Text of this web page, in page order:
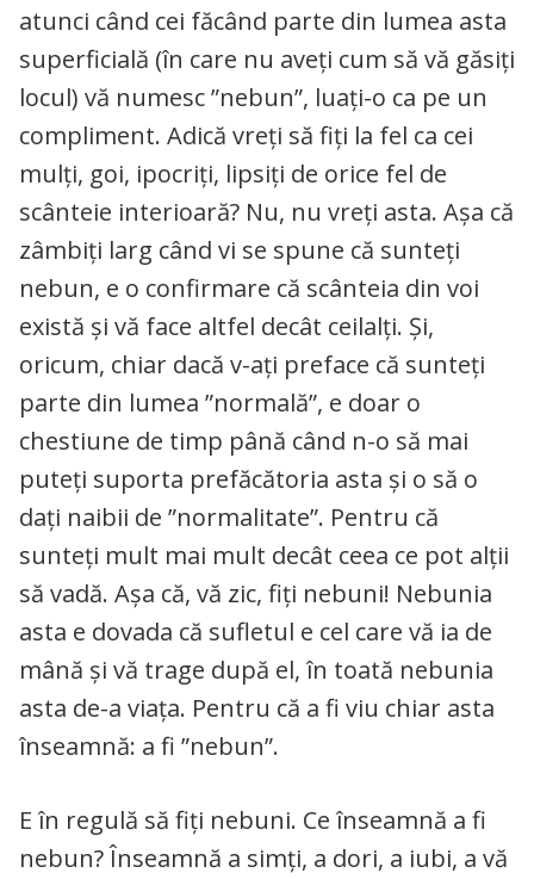
atunci când cei făcând parte din lumea asta
superficială (în care nu aveți cum să vă găsiți
locul) vă numesc ”nebun”, luați-o ca pe un
compliment. Adică vreți să fiți la fel ca cei
mulți, goi, ipocriți, lipsiți de orice fel de
scânteie interioară? Nu, nu vreți asta. Așa că
zâmbiți larg când vi se spune că sunteți
nebun, e o confirmare că scânteia din voi
există și vă face altfel decât ceilalți. Și,
oricum, chiar dacă v-ați preface că sunteți
parte din lumea ”normală”, e doar o
chestiune de timp până când n-o să mai
puteți suporta prefăcătoria asta și o să o
dați naibii de ”normalitate”. Pentru că
sunteți mult mai mult decât ceea ce pot alții
să vadă. Așa că, vă zic, fiți nebuni! Nebunia
asta e dovada că sufletul e cel care vă ia de
mână și vă trage după el, în toată nebunia
asta de-a viața. Pentru că a fi viu chiar asta
înseamnă: a fi ”nebun”.
E în regulă să fiți nebuni. Ce înseamnă a fi
nebun? Înseamnă a simți, a dori, a iubi, a vă